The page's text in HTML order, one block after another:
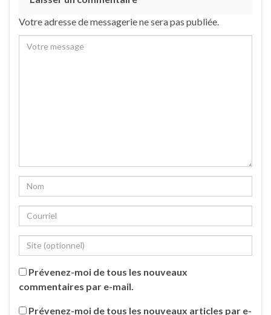
Votre adresse de messagerie ne sera pas publiée.
Prévenez-moi de tous les nouveaux
commentaires par e-mail.
Prévenez-moi de tous les nouveaux articles par e-